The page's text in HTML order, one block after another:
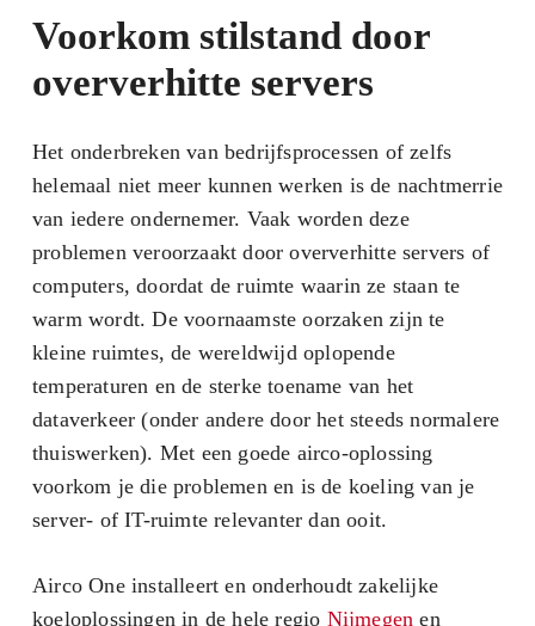
Voorkom stilstand door
oververhitte servers
Het onderbreken van bedrijfsprocessen of zelfs
helemaal niet meer kunnen werken is de nachtmerrie
van iedere ondernemer. Vaak worden deze
problemen veroorzaakt door oververhitte servers of
computers, doordat de ruimte waarin ze staan te
warm wordt. De voornaamste oorzaken zijn te
kleine ruimtes, de wereldwijd oplopende
temperaturen en de sterke toename van het
dataverkeer (onder andere door het steeds normalere
thuiswerken). Met een goede airco-oplossing
voorkom je die problemen en is de koeling van je
server- of IT-ruimte relevanter dan ooit.
Airco One installeert en onderhoudt zakelijke
koeloplossingen in de hele regio Nijmegen en